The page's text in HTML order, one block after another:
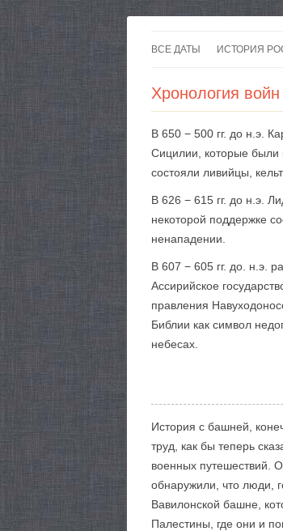
ВСЕ ДАТЫ ИСТОРИЯ
Хронология
В 650 − 500 гг. до н.э.
Сицилии, которые были
состояли ливийцы,
В 626 − 615 гг. до н.э.
некоторой поддержке
ненападении.
В 607 − 605 гг. до. н.э.
Ассирийское
правления
Библии как символ
небесах.
История с башней,
труд, как бы теперь
военных путешествий.
обнаружили, что люди,
Вавилонской башне,
Палестины, где они и